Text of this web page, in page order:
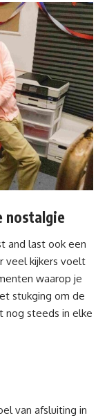
nostalgie
and last ook een
veel kijkers voelt
waarop je
stukging om de
nog steeds in elke
van afsluiting in